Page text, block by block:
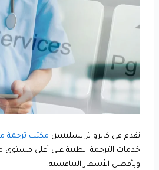
نقدم في كايرو ترانسليشن مكتب ترجمة
خدمات الترجمة الطبية على أعلى مستوى
وبأفضل الأسعار التنافسية.